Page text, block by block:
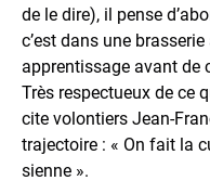
de le dire), il pense
c’est dans une
apprentissage avant de
Très respectueux de ce
cite volontiers Jean-
trajectoire : « On fait la
sienne ».